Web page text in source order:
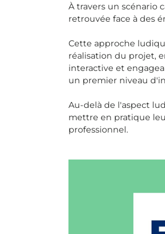
À travers un scénario
retrouvée face à des
Cette approche
réalisation du projet,
interactive et
un premier niveau
Au-delà de l'aspect
mettre en pratique
professionnel.